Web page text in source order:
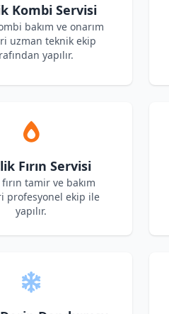
Kombi Servisi
bakım ve onarım
uzman teknik ekip
yapılır.
Fırın Servisi
tamir ve bakım
profesyonel ekip ile
yapılır.